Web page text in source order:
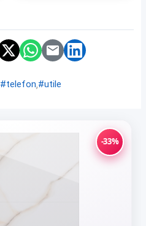
#telefon,#utile
-33%